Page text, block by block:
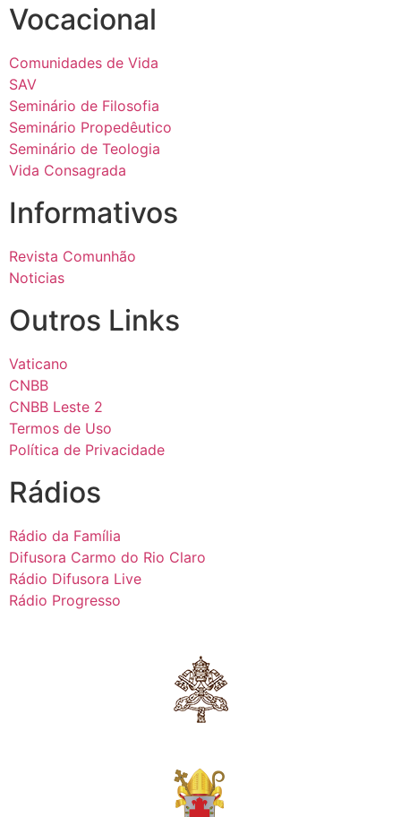
Vocacional
Comunidades de Vida
SAV
Seminário de Filosofia
Seminário Propedêutico
Seminário de Teologia
Vida Consagrada
Informativos
Revista Comunhão
Noticias
Outros Links
Vaticano
CNBB
CNBB Leste 2
Termos de Uso
Política de Privacidade
Rádios
Rádio da Família
Difusora Carmo do Rio Claro
Rádio Difusora Live
Rádio Progresso